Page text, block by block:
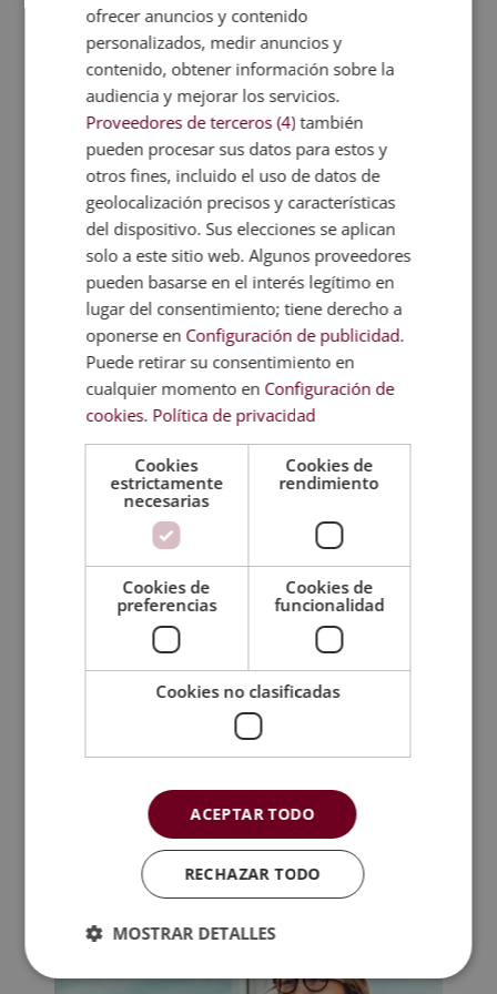
¿A quién está dirigido?
El máster está pensado para empresarios,
directivos, emprendedores, trabajadores,
estudiantes y cualquier persona interesada
en aprender sobre entretenimiento
audiovisual y podcasting. Se busca que los
alumnos puedan trabajar en áreas
relacionadas a la creación de contenidos
de entretenimiento, análisis de audiencias,
producción sonora y comercialización de
proyectos de audio digital, dentro de la
industria audiovisual.
Temario
Accede al programa formativo y el
PDF con
la ficha formativa completa. Conoce el
índice del temario y todo lo que estudiarás
durante tu paso por la escuela.
Metodología
Certificación
TAMBIÉN TE
RECOMENDAMOS
ofrecer anuncios y contenido
personalizados, medir anuncios y
contenido, obtener información sobre la
audiencia y mejorar los servicios.
Proveedores de terceros (4) también
pueden procesar sus datos para estos y
otros fines, incluido el uso de datos de
geolocalización precisos y características
del dispositivo. Sus elecciones se aplican
solo a este sitio web. Algunos proveedores
pueden basarse en el interés legítimo en
lugar del consentimiento; tiene derecho a
oponerse en Configuración de publicidad.
Puede retirar su consentimiento en
cualquier momento en Configuración de
cookies. Política de privacidad
Cookies
estrictamente
necesarias
Cookies de
rendimiento
Cookies de
preferencias
Cookies de
funcionalidad
Cookies no clasificadas
ACEPTAR TODO
RECHAZAR TODO
MOSTRAR DETALLES